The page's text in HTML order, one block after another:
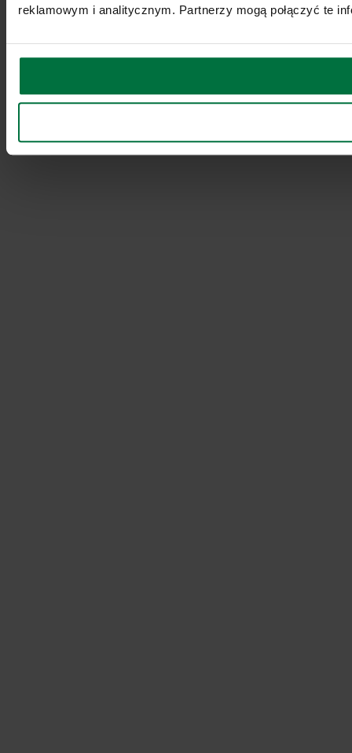
reklamowym i analitycznym. Partnerzy mogą połączyć te